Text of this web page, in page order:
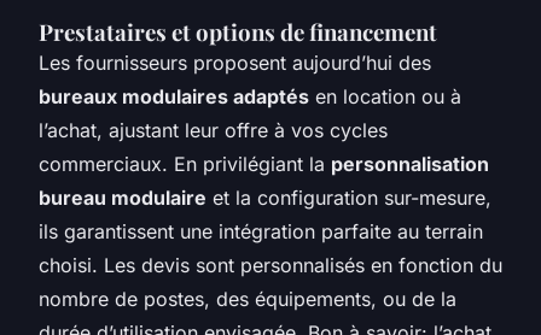
Prestataires et options de financement
Les fournisseurs proposent aujourd’hui des
bureaux modulaires adaptés en location ou à
l’achat, ajustant leur offre à vos cycles
commerciaux. En privilégiant la personnalisation
bureau modulaire et la configuration sur-mesure,
ils garantissent une intégration parfaite au terrain
choisi. Les devis sont personnalisés en fonction du
nombre de postes, des équipements, ou de la